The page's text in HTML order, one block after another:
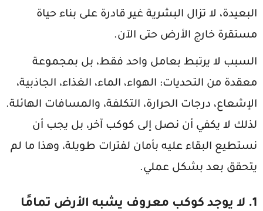
البعيدة، لا تزال البشرية غير قادرة على بناء حياة
مستقرة خارج الأرض حتى الآن.
السبب لا يرتبط بعامل واحد فقط، بل بمجموعة
معقدة من التحديات: الهواء، الماء، الغذاء، الجاذبية،
الإشعاع، درجات الحرارة، التكلفة، والمسافات الهائلة.
لذلك لا يكفي أن نصل إلى كوكب آخر، بل يجب أن
نستطيع البقاء عليه بأمان لفترات طويلة، وهذا ما لم
يتحقق بعد بشكل عملي.
1. لا يوجد كوكب معروف يشبه الأرض تمامًا